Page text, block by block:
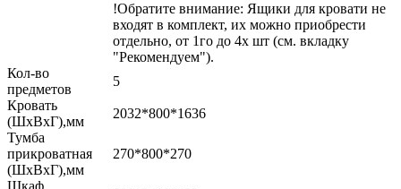
!Обратите внимание: Ящики для кровати не
входят в комплект, их можно приобрести
отдельно, от 1го до 4х шт (см. вкладку
"Рекомендуем").
Кол-во
предметов
5
Кровать
(ШхВхГ),мм
2032*800*1636
Тумба
прикроватная
(ШхВхГ),мм
270*800*270